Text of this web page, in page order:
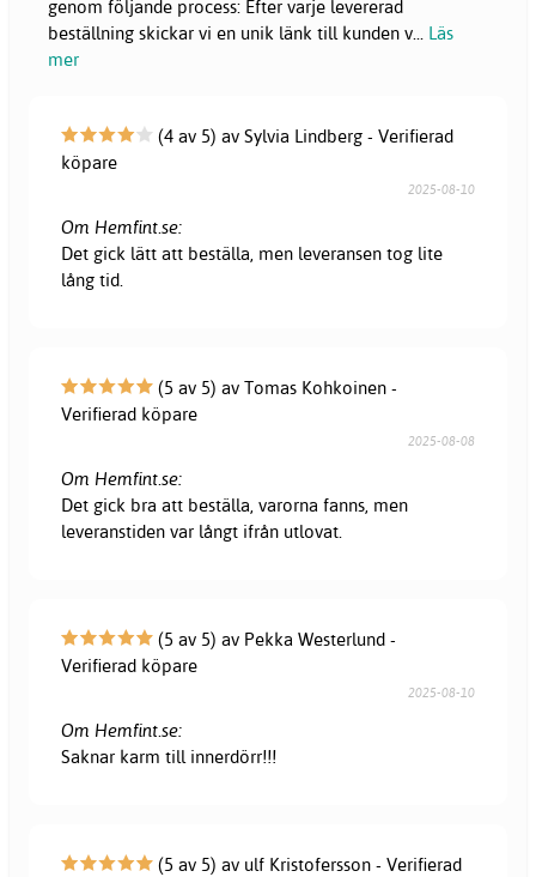
genom följande process: Efter varje levererad
beställning skickar vi en unik länk till kunden v
Läs
mer
(4 av 5) av Sylvia Lindberg - Verifierad
köpare
2025-08-10
Om Hemfint.se:
Det gick lätt att beställa, men leveransen tog lite
lång tid.
(5 av 5) av Tomas Kohkoinen -
Verifierad köpare
2025-08-08
Om Hemfint.se:
Det gick bra att beställa, varorna fanns, men
leveranstiden var långt ifrån utlovat.
(5 av 5) av Pekka Westerlund -
Verifierad köpare
2025-08-10
Om Hemfint.se:
Saknar karm till innerdörr!!!
(5 av 5) av ulf Kristofersson - Verifierad